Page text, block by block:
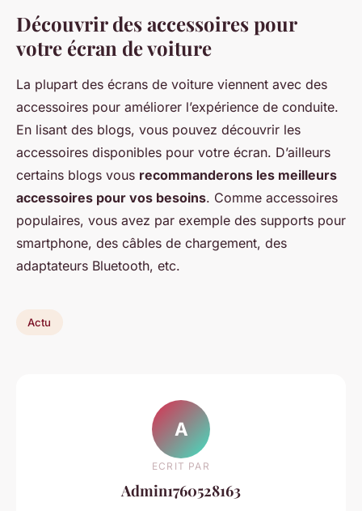
Découvrir des accessoires pour
votre écran de voiture
La plupart des écrans de voiture viennent avec des
accessoires pour améliorer l’expérience de conduite.
En lisant des blogs, vous pouvez découvrir les
accessoires disponibles pour votre écran. D’ailleurs
certains blogs vous recommanderons les meilleurs
accessoires pour vos besoins. Comme accessoires
populaires, vous avez par exemple des supports pour
smartphone, des câbles de chargement, des
adaptateurs Bluetooth, etc.
Actu
A
ECRIT PAR
Admin1760528163